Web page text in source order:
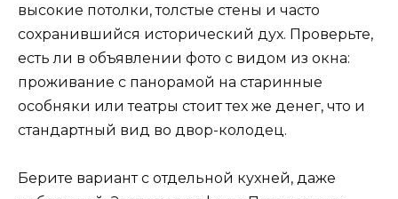
высокие потолки, толстые стены и часто
сохранившийся исторический дух. Проверьте,
есть ли в объявлении фото с видом из окна:
проживание с панорамой на старинные
особняки или театры стоит тех же денег, что и
стандартный вид во двор-колодец.
Берите вариант с отдельной кухней, даже